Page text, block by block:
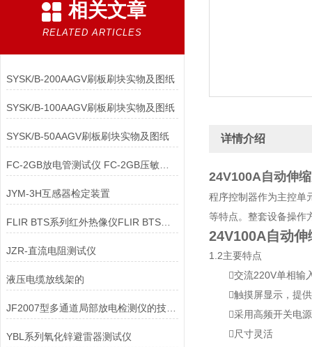
相关文章
RELATED ARTICLES
SYSK/B-200AAGV刷板刷块实物及图纸
SYSK/B-100AAGV刷板刷块实物及图纸
SYSK/B-50AAGV刷板刷块实物及图纸
JYM-3H互感器检定装置
FLIR BTS系列红外热像仪FLIR BTS系列红外热像仪
JZR-直流电阻测试仪
液压电缆放线架的
JF2007型多通道局部放电检测仪的技术指标
YBL系列氧化锌避雷器测试仪
详情介绍
24V100A自动伸
程序控制器作为主控单
等特点。整套设备操作
24V100A自动伸
1.2主要特点
交流220V单相输
触摸屏显示，提供
采用高频开关电源
尺寸灵活